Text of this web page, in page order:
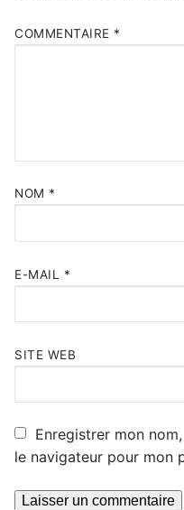
COMMENTAIRE *
NOM *
E-MAIL *
SITE WEB
Enregistrer mon
le navigateur pour mon